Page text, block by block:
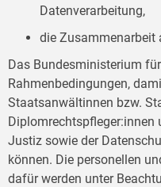
Datenverarbeitung,
die Zusammenarbeit
Das Bundesministerium
Rahmenbedingungen,
Staatsanwältinnen bzw.
Diplomrechtspfleger:innen
Justiz sowie der
können. Die personellen
dafür werden unter